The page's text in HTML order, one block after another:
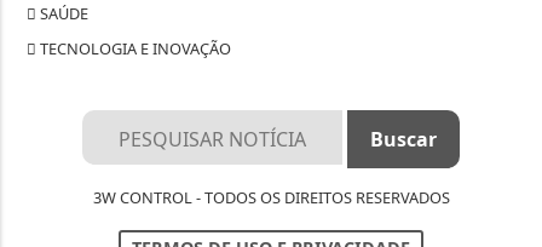
SAÚDE
TECNOLOGIA E INOVAÇÃO
3W CONTROL - TODOS OS DIREITOS RESERVADOS